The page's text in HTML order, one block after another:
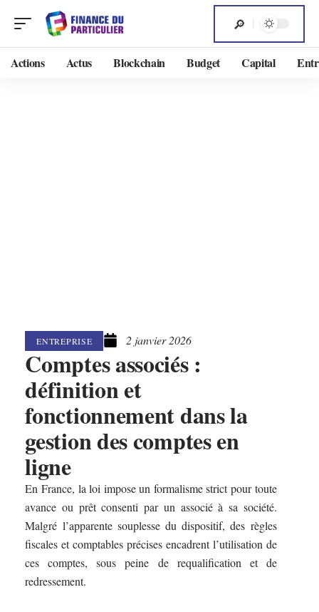
Actions Actus Blockchain Budget Capital
ENTREPRISE 2 janvier 2026
Comptes associés :
définition et
fonctionnement dans la
gestion des comptes en
ligne
En France, la loi impose un formalisme strict pour toute
avance ou prêt consenti par un associé à sa société.
Malgré l’apparente souplesse du dispositif, des règles
fiscales et comptables précises encadrent l’utilisation de
ces comptes, sous peine de requalification et de
redressement.